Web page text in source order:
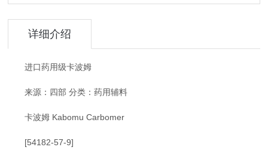
详细介绍
进口药用级卡波姆
来源：四部 分类：药用辅料
卡波姆 Kabomu Carbomer
[54182-57-9]